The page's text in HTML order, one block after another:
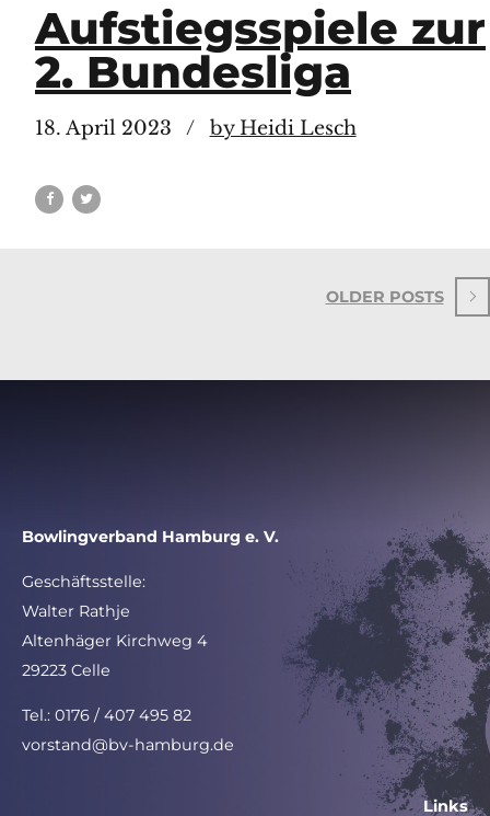
Aufstiegsspiele zur
2. Bundesliga
18. April 2023 by Heidi Lesch
OLDER POSTS
Bowlingverband Hamburg e. V.
Geschäftsstelle:
Walter Rathje
Altenhäger Kirchweg 4
29223 Celle
Tel.: 0176 / 407 495 82
vorstand@bv-hamburg.de
Links